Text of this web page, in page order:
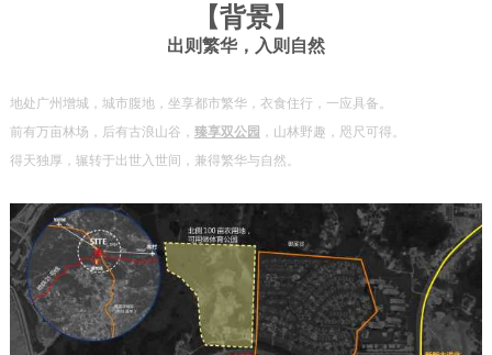
【背景】
出则繁华，入则自然
地处广州增城，城市腹地，坐享都市繁华，衣食住行，一应具备。
前有万亩林场，后有古浪山谷， 臻享双公园 ，山林野趣，咫尺可得。
得天独厚，辗转于出世入世间，兼得繁华与自然。